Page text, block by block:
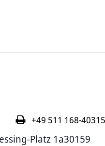
+49 511 168-40315
Platz 1a30159